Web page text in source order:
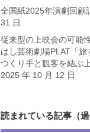
全国紙2025年演劇回顧
31 日
従来型の上映会の可能
はし芸術劇場PLAT「
つくり手と観客を結ぶ
2025 年 10 月 12 日
読まれている記事（過